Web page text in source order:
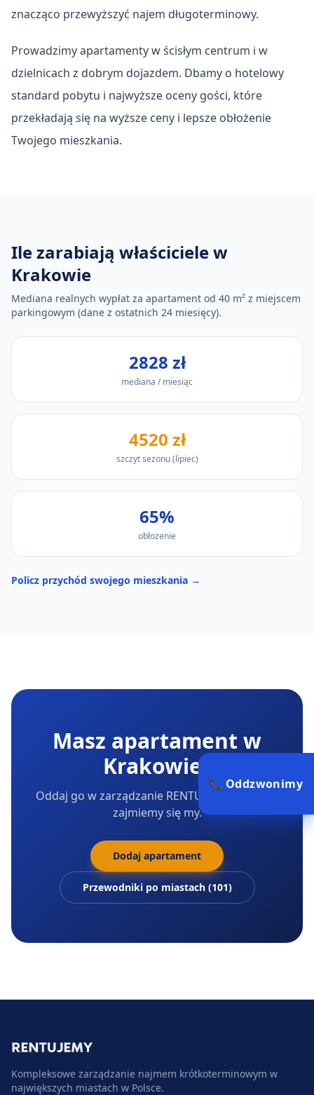
znacząco przewyższyć najem długoterminowy.
Prowadzimy apartamenty w ścisłym centrum i w
dzielnicach z dobrym dojazdem. Dbamy o hotelowy
standard pobytu i najwyższe oceny gości, które
przekładają się na wyższe ceny i lepsze obłożenie
Twojego mieszkania.
Ile zarabiają właścicielew
Krakowie
Mediana realnych wypłat za apartament od 40 m² z miejscem
parkingowym (dane z ostatnich 24 miesięcy).
2828 zł
mediana / miesiąc
4520 zł
szczyt sezonu (lipiec)
65%
obłożenie
Policz przychód swojego mieszkania →
Masz apartament w
Krakowie?
Oddaj go w zarządzanie RENTUJEMY — resztą
zajmiemy się my.
Dodaj apartament
Przewodniki po miastach (101)
Kompleksowe zarządzanie najmem krótkoterminowym w
największych miastach w Polsce.
📞 Oddzwonimy